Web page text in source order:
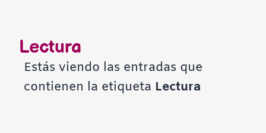
Lectura
Estás viendo las entradas que
contienen la etiqueta Lectura
Alto contraste